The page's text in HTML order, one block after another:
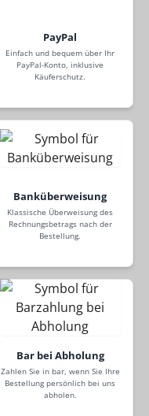
PayPal
Einfach und bequem über Ihr
PayPal-Konto, inklusive
Käuferschutz.
Banküberweisung
Klassische Überweisung des
Rechnungsbetrags nach der
Bestellung.
Bar bei Abholung
Zahlen Sie in bar, wenn Sie Ihre
Bestellung persönlich bei uns
abholen.